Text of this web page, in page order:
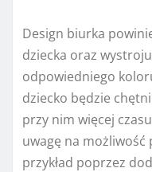
Design biurka
dziecka oraz
odpowiedniego
dziecko będzie
przy nim więcej
uwagę na możliwość
przykład poprzez